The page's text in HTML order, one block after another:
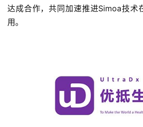
达成合作，共同加速推进Simoa技术
用。